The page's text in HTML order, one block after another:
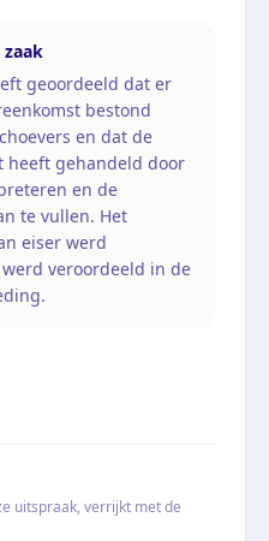
geoordeeld dat er
bestond
en dat de
heeft gehandeld door
en de
te vullen. Het
eiser werd
veroordeeld in de
uitspraak, verrijkt met de